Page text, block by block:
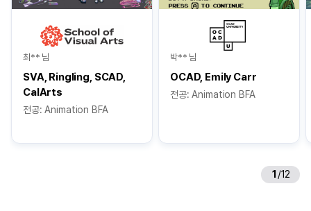
1 /12
최** 님
SVA, Ringling, SCAD,
CalArts
전공: Animation BFA
박** 님
OCAD, Emily Carr
전공: Animation BFA